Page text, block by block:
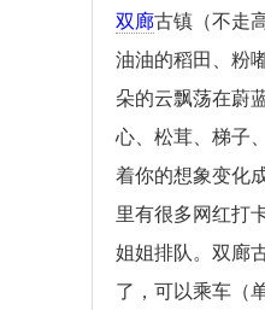
双廊古镇（不走
油油的稻田、粉
朵的云飘荡在蔚
心、松茸、梯子
着你的想象变化
里有很多网红打
姐姐排队。双廊
了，可以乘车（